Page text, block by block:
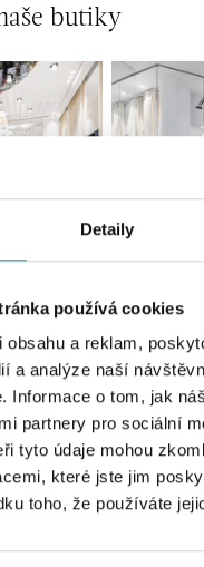
Detaily
používá cookies
obsahu a reklam,
a analýze naší
Informace o tom, jak
partnery pro sociální
tyto údaje mohou
které jste jim
toho, že používáte
butiky
Česko Slovensko
OC Forum Nová
4, 702 00 Ostrava-Moravská
013, +420 603 565 187
od 09:00
00 Praha 5 - Smíchov